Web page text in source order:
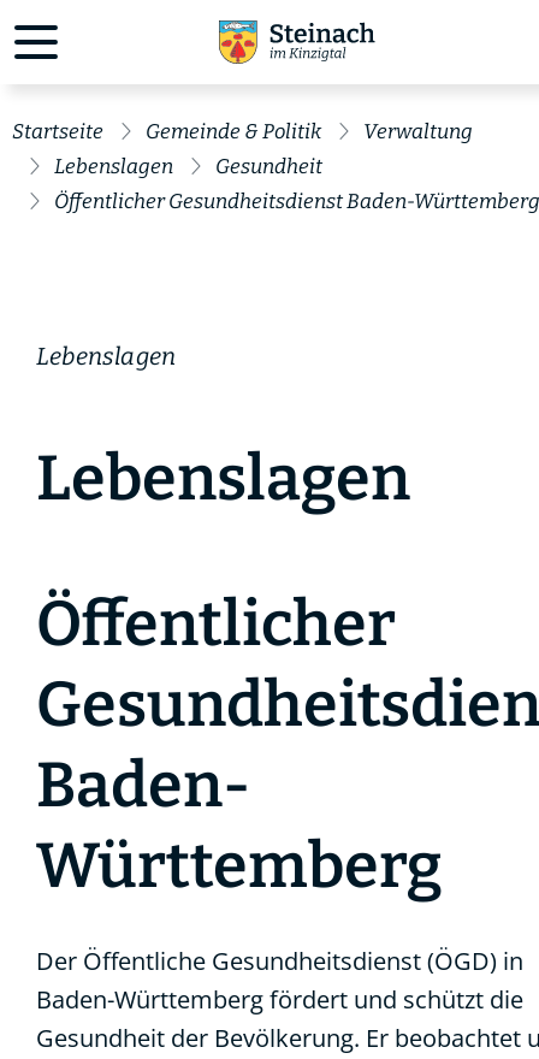
Startseite Gemeinde & Politik
Verwaltung
Lebenslagen
Gesundheit
Öffentlicher Gesundheitsdienst Baden-Württemberg
Lebenslagen
Lebenslagen
Öffentlicher
Baden-
Württemberg
Der Öffentliche Gesundheitsdienst (ÖGD) in
Baden-Württemberg fördert und schützt die
Gesundheit der Bevölkerung. Er beobachtet